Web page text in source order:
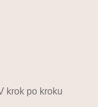
krok po kroku